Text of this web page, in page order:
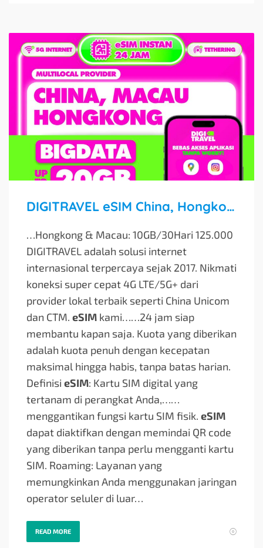
DIGITRAVEL eSIM China, Hongkong, Macau: Kuota Besar, Internet Lancar Tanpa Roaming!
…Hongkong & Macau: 10GB/30Hari 125.000
DIGITRAVEL adalah solusi internet
internasional terpercaya sejak 2017. Nikmati
koneksi super cepat 4G LTE/5G+ dari
provider lokal terbaik seperti China Unicom
dan CTM. eSIM kami……24 jam siap
membantu kapan saja. Kuota yang diberikan
adalah kuota penuh dengan kecepatan
maksimal hingga habis, tanpa batas harian.
Definisi eSIM: Kartu SIM digital yang
tertanam di perangkat Anda,……
menggantikan fungsi kartu SIM fisik. eSIM
dapat diaktifkan dengan memindai QR code
yang diberikan tanpa perlu mengganti kartu
SIM. Roaming: Layanan yang
memungkinkan Anda menggunakan jaringan
operator seluler di luar…
READ MORE